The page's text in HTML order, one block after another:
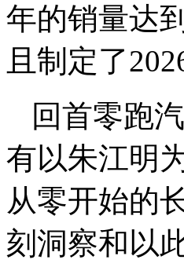
年的销量达
且制定了
回首零跑
有以朱江明
从零开始的
刻洞察和以